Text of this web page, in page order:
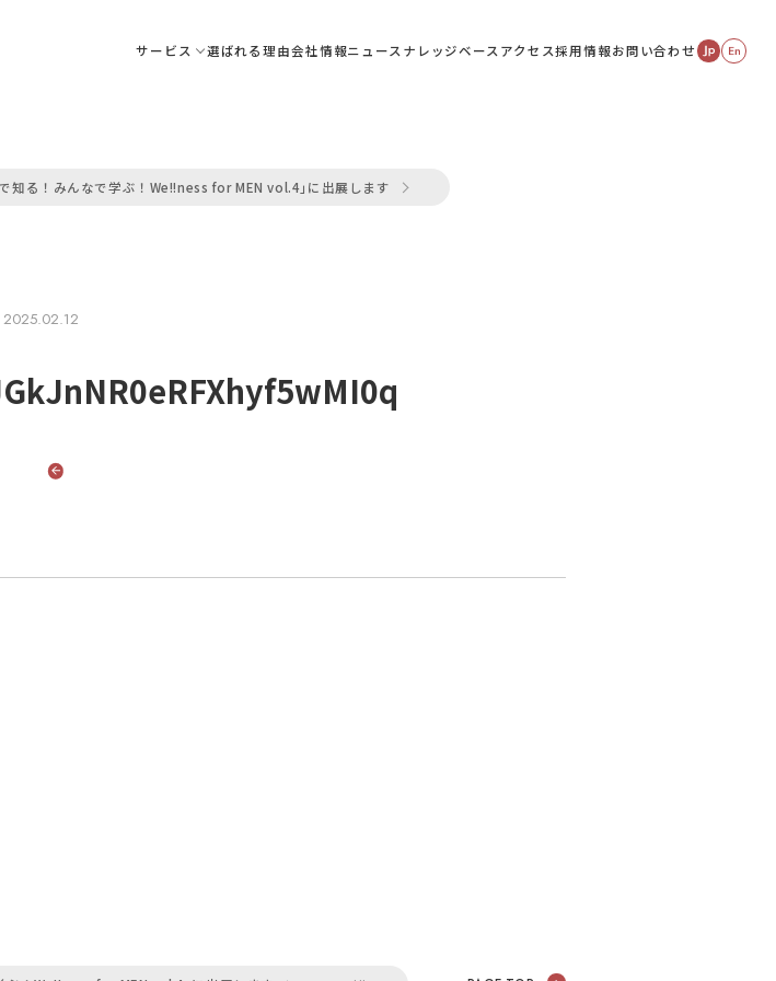
サービス 選ばれる理由会社情報ニュース ナレッジベース アクセス採用情報お問い合わせ
知る！みんなで学ぶ！We!!ness for MEN vol.4」に出展します
2025.02.12